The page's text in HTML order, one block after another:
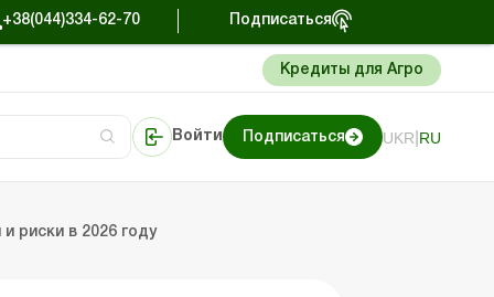
+38(044)334-62-70 Подписаться
Кредиты для Агро
Войти Подписаться UKR RU
риски в 2026 году